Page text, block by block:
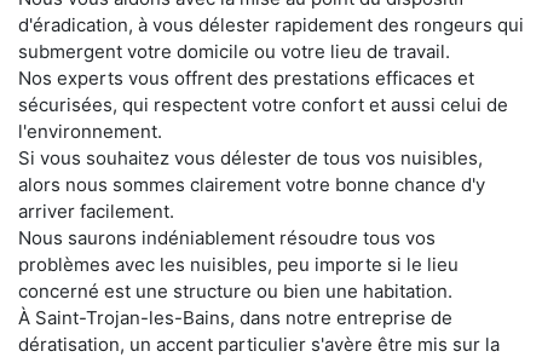
d'éradication, à vous délester rapidement des rongeurs qui
submergent votre domicile ou votre lieu de travail.
Nos experts vous offrent des prestations efficaces et
sécurisées, qui respectent votre confort et aussi celui de
l'environnement.
Si vous souhaitez vous délester de tous vos nuisibles,
alors nous sommes clairement votre bonne chance d'y
arriver facilement.
Nous saurons indéniablement résoudre tous vos
problèmes avec les nuisibles, peu importe si le lieu
concerné est une structure ou bien une habitation.
À Saint-Trojan-les-Bains, dans notre entreprise de
dératisation, un accent particulier s'avère être mis sur la